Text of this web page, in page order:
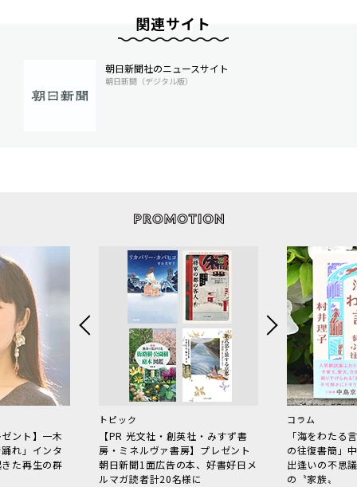
関連サイト
朝日新聞社のニュースサイト
朝日新聞（デジタル版）
ント】一木
れ」インタ
た再生の群
トピック
【PR 光文社・創英社・みすず書
房・ミネルヴァ書房】プレゼント
朝日新聞1面広告の本、好書好日メ
ルマガ読者計20名様に
コラム
「海をわた
の往復書簡」
出逢いの不思
の〝家族〟